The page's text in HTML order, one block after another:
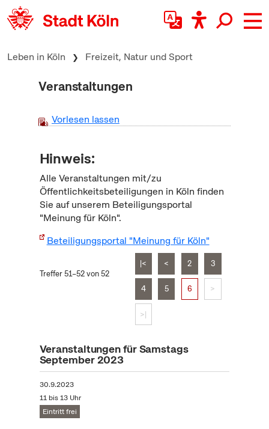
zum Inhalt springen
Leben in Köln Freizeit, Natur und Sport
Veranstaltungen
Vorlesen lassen
Hinweis:
Alle Veranstaltungen mit/zu
Öffentlichkeitsbeteiligungen in Köln finden
Sie auf unserem Beteiligungsportal
"Meinung für Köln".
Beteiligungsportal "Meinung für Köln"
Treffer 51–52 von 52
|< < 2 3
4 5 6 >
>|
Veranstaltungen für Samstags
September 2023
30.9.2023
11 bis 13 Uhr
Eintritt frei